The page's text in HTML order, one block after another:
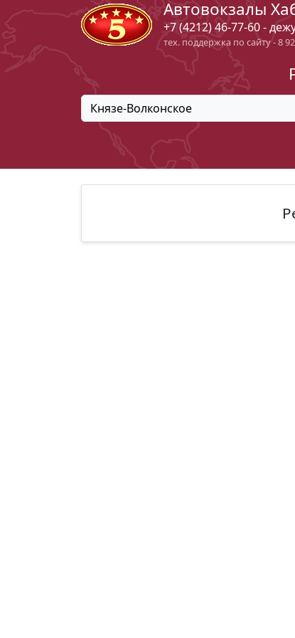
Автовокзалы
+7 (4212) 46-77-60 -
тех. поддержка по сайту - 8
Князе-Волконское